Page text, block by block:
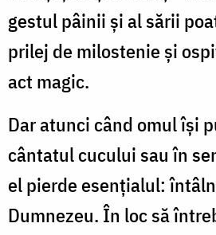
gestul pâinii și al sării
prilej de milostenie și
act magic.
Dar atunci când omul își
cântatul cucului sau în
el pierde esențialul:
Dumnezeu. În loc să